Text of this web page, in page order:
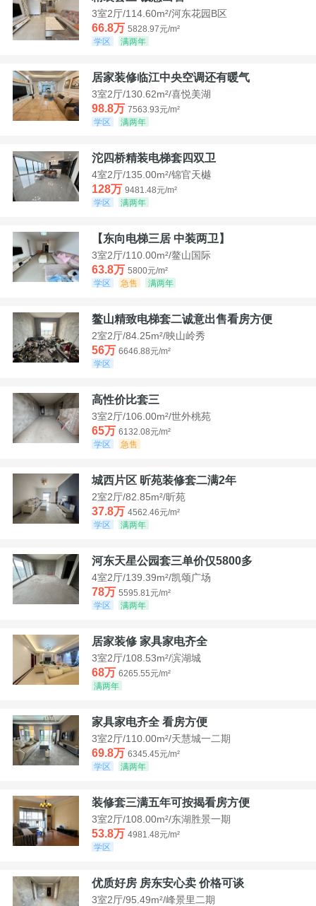
3室2厅/114.60m²/河东花园B区
66.8万 5828.97元/m²
学区
满两年
居家装修临江中央空调还有暖气
3室2厅/130.62m²/喜悦美湖
98.8万 7563.93元/m²
学区
满两年
沱四桥精装电梯套四双卫
4室2厅/135.00m²/锦官天樾
128万 9481.48元/m²
学区
满两年
【东向电梯三居 中装两卫】
3室2厅/110.00m²/鳌山国际
63.8万 5800元/m²
学区
急售 满两年
鳌山精致电梯套二诚意出售看房方便
2室2厅/84.25m²/映山岭秀
56万 6646.88元/m²
学区
高性价比套三
3室2厅/106.00m²/世外桃苑
65万 6132.08元/m²
学区
急售
城西片区 昕苑装修套二满2年
2室2厅/82.85m²/昕苑
37.8万 4562.46元/m²
学区
满两年
河东天星公园套三单价仅5800多
4室2厅/139.39m²/凯颂广场
78万 5595.81元/m²
学区
满两年
居家装修 家具家电齐全
3室2厅/108.53m²/滨湖城
68万 6265.55元/m²
满两年
家具家电齐全 看房方便
3室2厅/110.00m²/天慧城一二期
69.8万 6345.45元/m²
学区
满两年
装修套三满五年可按揭看房方便
3室2厅/108.00m²/东湖胜景一期
53.8万 4981.48元/m²
学区
优质好房 房东安心卖 价格可谈
3室2厅/95.49m²/峰景里二期